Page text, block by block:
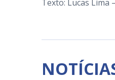
Texto: Lucas Lima